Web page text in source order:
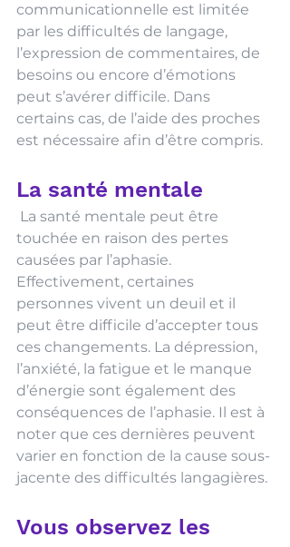
communicationnelle est limitée
par les difficultés de langage,
l’expression de commentaires, de
besoins ou encore d’émotions
peut s’avérer difficile. Dans
certains cas, de l’aide des proches
est nécessaire afin d’être compris.
La santé mentale
La santé mentale peut être
touchée en raison des pertes
causées par l’aphasie.
Effectivement, certaines
personnes vivent un deuil et il
peut être difficile d’accepter tous
ces changements. La dépression,
l’anxiété, la fatigue et le manque
d’énergie sont également des
conséquences de l’aphasie. Il est à
noter que ces dernières peuvent
varier en fonction de la cause sous-
jacente des difficultés langagières.
Vous observez les